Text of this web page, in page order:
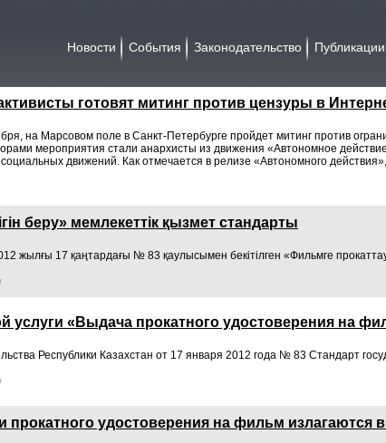
Новости События Законодательство Публикации
готовят митинг против цензуры в
на Марсовом поле в Санкт-Петербурге пройдет митинг против
мероприятия стали анархисты из движения «Автономное
движений. Как отмечается в релизе «Автономного
беру» мемлекеттік қызмет стандарты
жылғы 17 қаңтардағы № 83 қаулысымен бекітілген «Фильмге прокаттау
/
услуги «Выдача прокатного удостоверения на
Республики Казахстан от 17 января 2012 года № 83 Стандарт
/
прокатного удостоверения на фильм излагаются